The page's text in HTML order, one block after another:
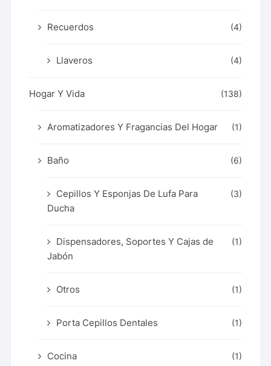
Recuerdos (4)
Llaveros (4)
Hogar Y Vida (138)
Aromatizadores Y Fragancias Del Hogar (1)
Baño (6)
Cepillos Y Esponjas De Lufa Para
Ducha
(3)
Dispensadores, Soportes Y Cajas de
Jabón
(1)
Otros (1)
Porta Cepillos Dentales (1)
Cocina (1)